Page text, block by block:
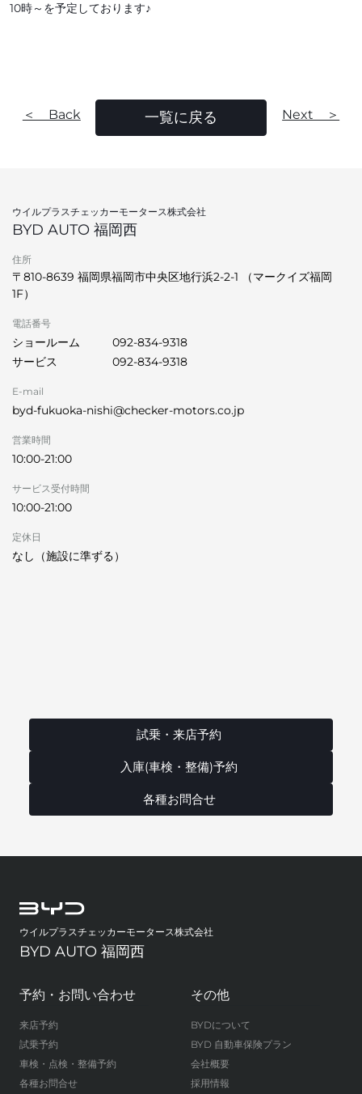
10時～を予定しております♪
＜ Back 一覧に戻る Next ＞
ウイルプラスチェッカーモータース株式会社
BYD AUTO 福岡西
住所
〒810-8639 福岡県福岡市中央区地行浜2-2-1 （マークイズ福岡
1F）
電話番号
ショールーム
092-834-9318
サービス
092-834-9318
E-mail
byd-fukuoka-nishi@checker-motors.co.jp
営業時間
10:00-21:00
サービス受付時間
10:00-21:00
定休日
なし（施設に準ずる）
試乗・来店予約
入庫(車検・整備)予約
各種お問合せ
ウイルプラスチェッカーモータース株式会社
BYD AUTO 福岡西
予約・お問い合わせ
来店予約
試乗予約
車検・点検・整備予約
各種お問合せ
その他
BYDについて
BYD 自動車保険プラン
会社概要
採用情報